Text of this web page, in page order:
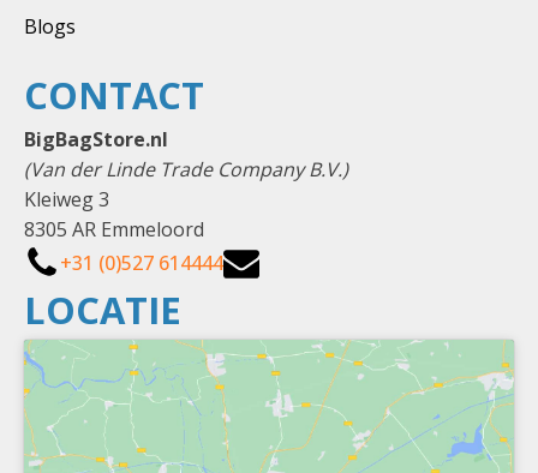
Blogs
LOCATIE
CONTACT
BigBagStore.nl
(Van der Linde Trade Company B.V.)
Kleiweg 3
8305 AR Emmeloord
+31 (0)527 614444